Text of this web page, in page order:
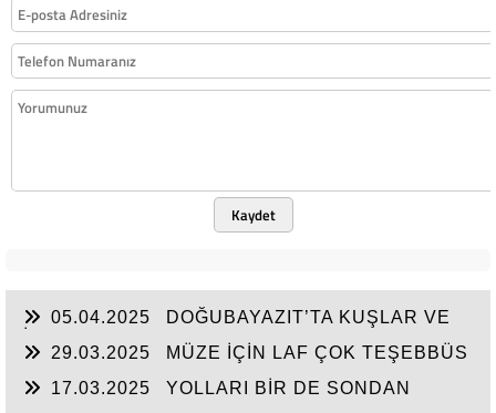
Kaydet
05.04.2025
DOĞUBAYAZIT’TA KUŞLAR VE
29.03.2025
MÜZE İÇİN LAF ÇOK TEŞEBBÜS
17.03.2025
YOLLARI BİR DE SONDAN